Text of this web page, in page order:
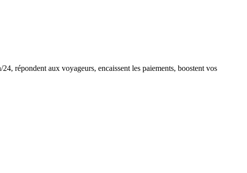
répondent aux voyageurs, encaissent les paiements, boostent vos